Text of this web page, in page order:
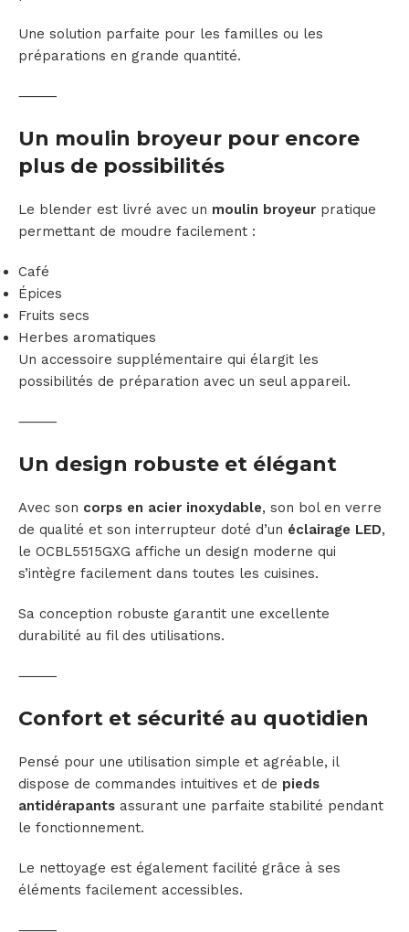
Une solution parfaite pour les familles ou les
préparations en grande quantité.
⸻
Un moulin broyeur pour encore
plus de possibilités
Le blender est livré avec un moulin broyeur pratique
permettant de moudre facilement :
Café
Épices
Fruits secs
Herbes aromatiques
Un accessoire supplémentaire qui élargit les
possibilités de préparation avec un seul appareil.
⸻
Un design robuste et élégant
Avec son corps en acier inoxydable, son bol en verre
de qualité et son interrupteur doté d’un éclairage LED,
le OCBL5515GXG affiche un design moderne qui
s’intègre facilement dans toutes les cuisines.
Sa conception robuste garantit une excellente
durabilité au fil des utilisations.
⸻
Confort et sécurité au quotidien
Pensé pour une utilisation simple et agréable, il
dispose de commandes intuitives et de pieds
antidérapants assurant une parfaite stabilité pendant
le fonctionnement.
Le nettoyage est également facilité grâce à ses
éléments facilement accessibles.